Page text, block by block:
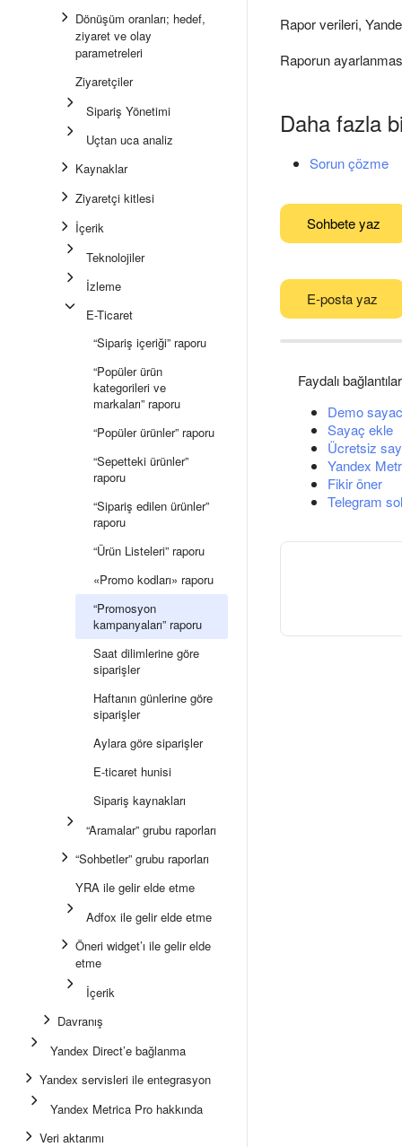
Dönüşüm oranları; hedef,
ziyaret ve olay
parametreleri
Ziyaretçiler
Sipariş Yönetimi
Uçtan uca analiz
Kaynaklar
Ziyaretçi kitlesi
İçerik
Teknolojiler
İzleme
E-Ticaret
“Sipariş içeriği” raporu
“Popüler ürün
kategorileri ve
markaları” raporu
“Popüler ürünler” raporu
“Sepetteki ürünler”
raporu
“Sipariş edilen ürünler”
raporu
“Ürün Listeleri” raporu
«Promo kodları» raporu
“Promosyon
kampanyaları” raporu
Saat dilimlerine göre
siparişler
Haftanın günlerine göre
siparişler
Aylara göre siparişler
E-ticaret hunisi
Sipariş kaynakları
“Aramalar” grubu raporları
“Sohbetler” grubu raporları
YRA ile gelir elde etme
Adfox ile gelir elde etme
Öneri widget’ı ile gelir elde
etme
İçerik
Davranış
Yandex Direct’e bağlanma
Yandex servisleri ile entegrasyon
Yandex Metrica Pro hakkında
Veri aktarımı
Rapor verileri,
Raporun
Daha fazla
Sorun çözme
Sohbete yaz
E-posta yaz
Faydalı bağlantılar
Demo
Sayaç ekle
Ücretsiz
Yandex
Fikir öner
Telegram